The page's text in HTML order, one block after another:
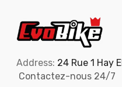
Address: 24 Rue 1 Hay
Contactez-nous 24/7